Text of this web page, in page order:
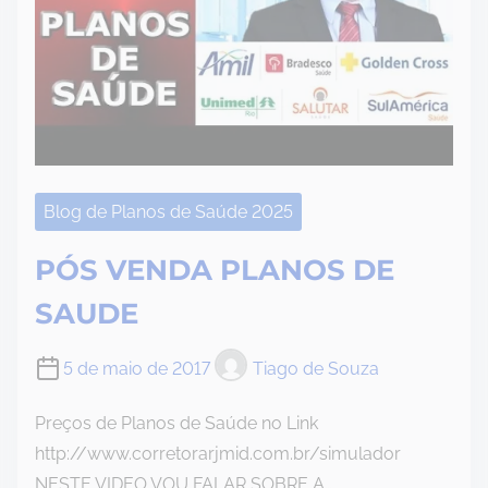
Blog de Planos de Saúde 2025
PÓS VENDA PLANOS DE
SAUDE
5 de maio de 2017 Tiago de Souza
Preços de Planos de Saúde no Link
http://www.corretorarjmid.com.br/simulador